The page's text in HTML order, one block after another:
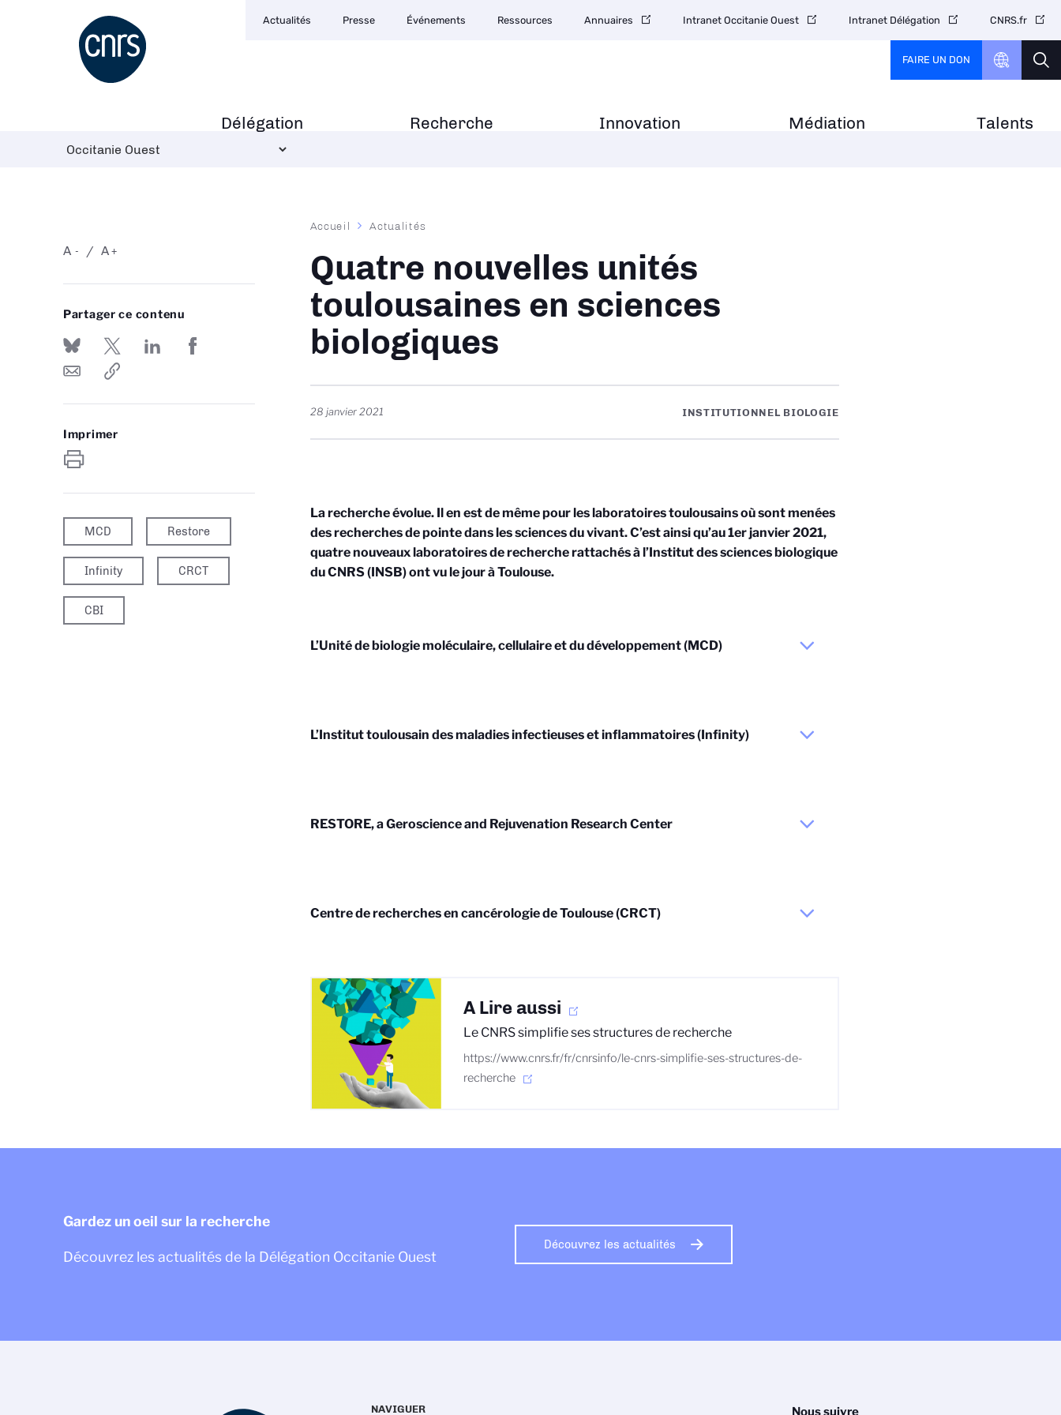
Navigation
principale
Délégation Recherche Innovation Médiation Talents
secondaire
Actualités Presse Événements Ressources Annuaires Intranet Occitanie Ouest Intranet Délégation CNRS.fr
FAIRE UN DON
-
A +
A
Partager ce contenu
Imprimer
MCD Restore
Infinity CRCT
CBI
Fil
Accueil Actualités
Quatre nouvelles unités
toulousaines en sciences
biologiques
28 janvier 2021 INSTITUTIONNEL BIOLOGIE
La recherche évolue. Il en est de même pour les laboratoires toulousains où sont menées
des recherches de pointe dans les sciences du vivant. C’est ainsi qu’au 1er janvier 2021,
quatre nouveaux laboratoires de recherche rattachés à l’Institut des sciences biologique
du CNRS (INSB) ont vu le jour à Toulouse.
L’Unité de biologie moléculaire, cellulaire et du développement (MCD)
L’Institut toulousain des maladies infectieuses et inflammatoires (Infinity)
RESTORE, a Geroscience and Rejuvenation Research Center
Centre de recherches en cancérologie de Toulouse (CRCT)
A Lire aussi
Le CNRS simplifie ses structures de recherche
https://www.cnrs.fr/fr/cnrsinfo/le-cnrs-simplifie-ses-structures-de-
recherche
Gardez un oeil sur la recherche
Découvrez les actualités de la Délégation Occitanie Ouest
Découvrez les actualités
Nous suivre
NAVIGUER